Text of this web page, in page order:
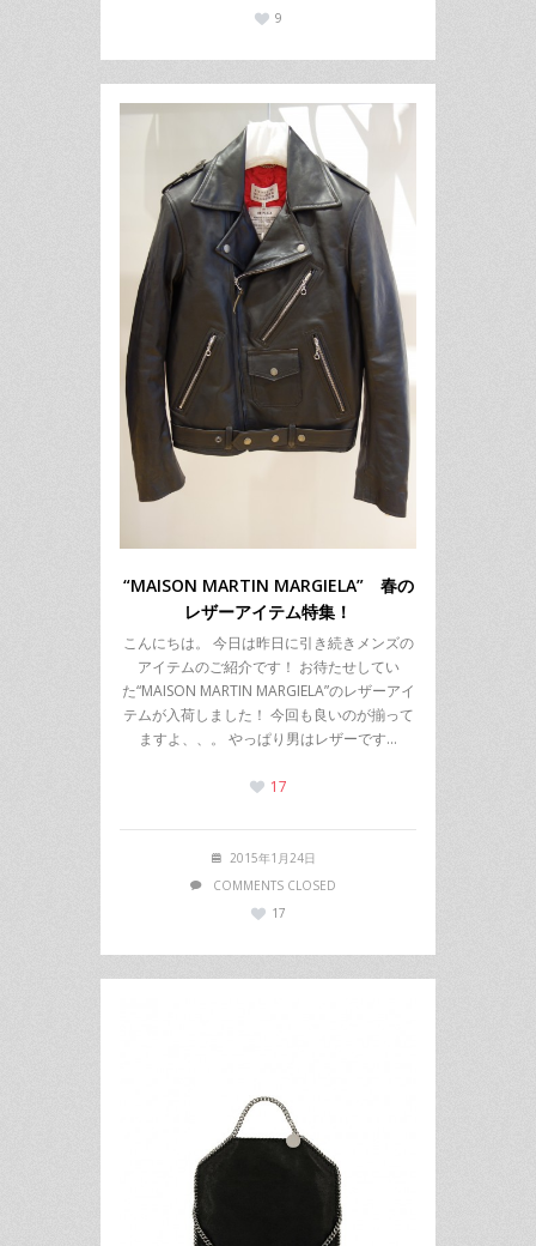
9
“MAISON MARTIN MARGIELA” 春の
レザーアイテム特集！
こんにちは。 今日は昨日に引き続きメンズの
アイテムのご紹介です！ お待たせしてい
た“MAISON MARTIN MARGIELA”のレザーアイ
テムが入荷しました！ 今回も良いのが揃って
ますよ、、。 やっぱり男はレザーです…
17
2015年1月24日
COMMENTS CLOSED
17